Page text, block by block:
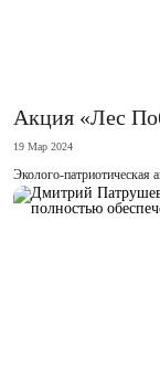
Акция «Лес
19 Мар 2024
Эколого-патриотическая